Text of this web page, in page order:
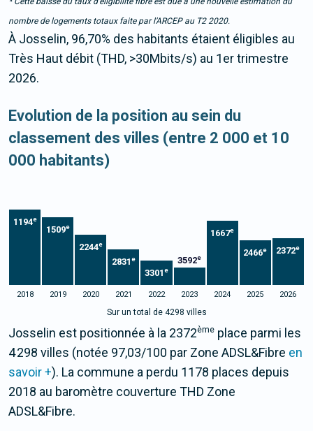
nombre de logements totaux faite par l’ARCEP au T2 2020.
À Josselin, 96,70% des habitants étaient éligibles au
Très Haut débit (THD, >30Mbits/s) au 1er trimestre
2026.
Evolution de la position au sein du
classement des villes (entre 2 000 et 10
000 habitants)
1194e
1509e
2244e
2831 e
3301 e
3592e
1667e
2466e 2372e
2018 2019 2020 2021 2022 2023 2024 2025 2026
Sur un total de 4298 villes
Josselin est positionnée à la 2372ème place parmi les
4 298 villes (notée 97,03/100 par Zone ADSL&Fibre en
savoir +). La commune a perdu 1178 places depuis
2018 au baromètre couverture THD Zone
ADSL&Fibre.